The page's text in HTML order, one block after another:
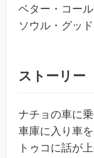
ベター・コー
ソウル・グッ
ストーリー
ナチョの車に
車庫に入り車
トゥコに話が